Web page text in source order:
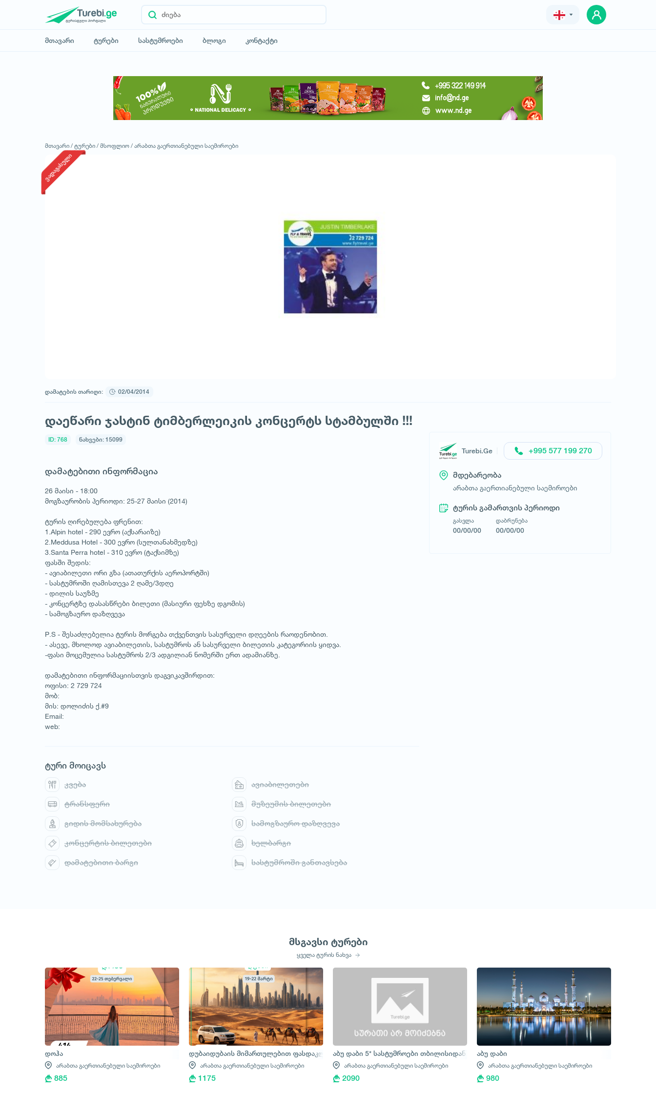
მთავარი ტურები სასტუმროები ბლოგი კონტაქტი
მოითხოვე ტური
ტურისტული კომპანია FlyTravel
/ 1
მთავარი / ტურები / მსოფლიო / არაბთა გაერთიანებული საემიროები
ვადაგასული
დამატების თარიღი: 02/04/2014
დაეწარი ჯასტინ ტიმბერლეიკის კონცერტს სტამბულში !!!
ID: 768 ნახვები: 15099
დამატებითი ინფორმაცია
26 მაისი - 18:00
მოგზაურობის პერიოდი: 25-27 მაისი (2014)
ტურის ღირებულება ფრენით:
1.Alpin hotel - 290 ევრო (აქსარაიზე)
2.Meddusa Hotel - 300 ევრო (სულთანახმედზე)
3.Santa Perra hotel - 310 ევრო (ტაქსიმზე)
ფასში შედის:
- ავიაბილეთი ორი გზა (ათათურქის აეროპორტში)
- სასტუმროში ღამისთევა 2 ღამე/3დღე
- დილის საუზმე
- კონცერტზე დასასწრები ბილეთი (მასიური ფეხზე დგომის)
- სამოგზაურო დაზღვევა
P.S - შესაძლებელია ტურის მორგება თქვენთვის სასურველი დღეების რაოდენობით.
- ასევე, მხოლოდ ავიაბილეთის, სასტუმროს ან სასურველი ბილეთის კატეგორიის ყიდვა.
-ფასი მოცემულია სასტუმროს 2/3 ადგილიან ნომერში ერთ ადამიანზე.
დამატებითი ინფორმაციისთვის დაგვიკავშირდით:
ოფისი: 2 729 724
მობ:
მის: დოლიძის ქ.#9
Email:
web:
ტური მოიცავს
კვება ავიაბილეთები
ტრანსფერი მუზეუმის ბილეთები
გიდის მომსახურება სამოგზაურო დაზღვევა
კონცერტის ბილეთები ხელბარგი
დამატებითი ბარგი სასტუმროში განთავსება
Turebi.Ge +995 577 199 270
მდებარეობა
არაბთა გაერთიანებული საემიროები
ტურის გამართვის პერიოდი
გასვლა
00/00/00
დაბრუნება
00/00/00
მსგავსი ტურები
ყველა ტურის ნახვა
დოჰა
არაბთა გაერთიანებული საემიროები
885
დუბაიდუბაის მიმართულებით ფასდაკლებები გრძელდება
არაბთა გაერთიანებული საემიროები
1175
აბუ დაბი 5* სასტუმროები თბილისიდან
არაბთა გაერთიანებული საემიროები
2090
აბუ დაბი
არაბთა გაერთიანებული საემიროები
980